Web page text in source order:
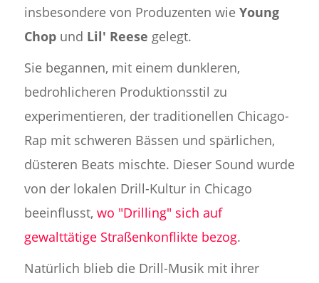
insbesondere von Produzenten wie Young
Chopund Lil' Reese gelegt.
Sie begannen, mit einem dunkleren,
bedrohlicheren Produktionsstil zu
experimentieren, der traditionellen Chicago-
Rap mit schweren Bässen und spärlichen,
düsteren Beats mischte. Dieser Sound wurde
von der lokalen Drill-Kultur in Chicago
beeinflusst, wo "Drilling" sich auf
gewalttätige Straßenkonflikte bezog.
Natürlich blieb die Drill-Musik mit ihrer